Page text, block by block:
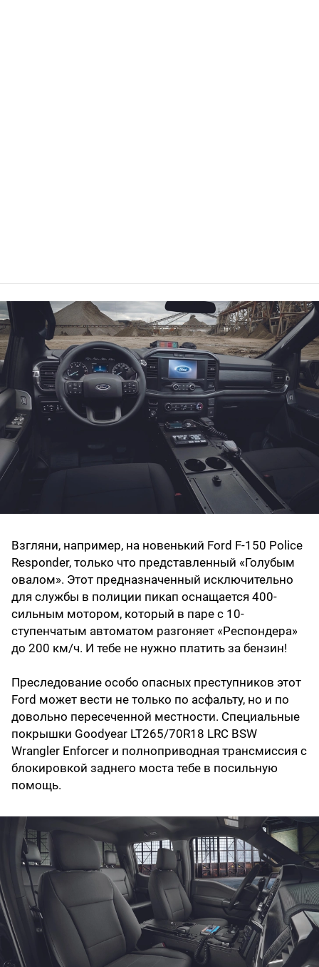
Взгляни, например, на новенький Ford F-150 Police
Responder, только что представленный «Голубым
овалом». Этот предназначенный исключительно
для службы в полиции пикап оснащается 400-
сильным мотором, который в паре с 10-
ступенчатым автоматом разгоняет «Респондера»
до 200 км/ч. И тебе не нужно платить за бензин!
Преследование особо опасных преступников этот
Ford может вести не только по асфальту, но и по
довольно пересеченной местности. Специальные
покрышки Goodyear LT265/70R18 LRC BSW
Wrangler Enforcer и полноприводная трансмиссия с
блокировкой заднего моста тебе в посильную
помощь.